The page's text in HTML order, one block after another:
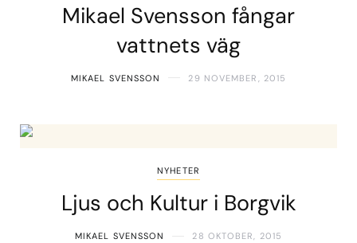
Mikael Svensson fångar
vattnets väg
MIKAEL SVENSSON 29 NOVEMBER, 2015
NYHETER
Ljus och Kultur i Borgvik
MIKAEL SVENSSON 28 OKTOBER, 2015